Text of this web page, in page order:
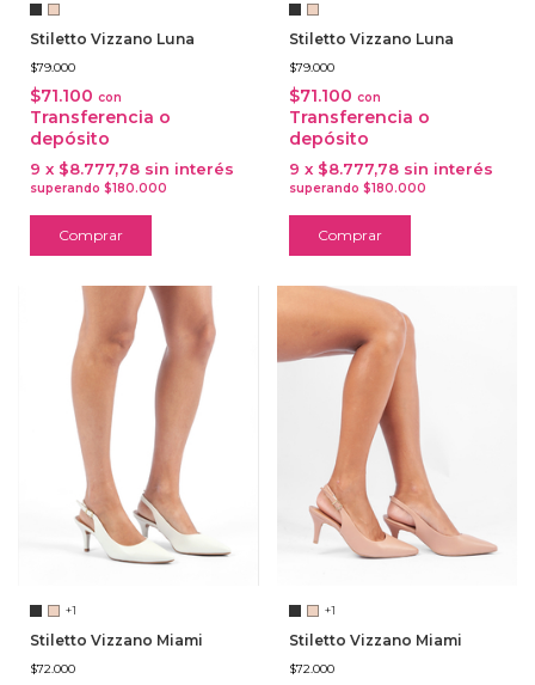
Stiletto Vizzano Luna
$79.000
$71.100 con
Transferencia o
depósito
9 x $8.777,78 sin interés
Comprar
Stiletto Vizzano Luna
$79.000
$71.100 con
Transferencia o
depósito
9 x $8.777,78 sin interés
Comprar
+1
Stiletto Vizzano Miami
$72.000
+1
Stiletto Vizzano Miami
$72.000